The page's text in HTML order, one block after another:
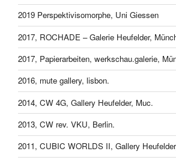
2019 Perspektivisomorphe, Uni Giessen
2017, ROCHADE – Galerie Heufelder,
2017, Papierarbeiten, werkschau.galerie,
2016, mute gallery, lisbon.
2014, CW 4G, Gallery Heufelder, Muc.
2013, CW rev. VKU, Berlin.
2011, CUBIC WORLDS II, Gallery